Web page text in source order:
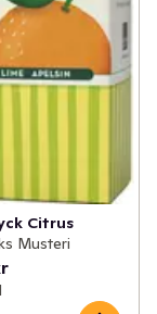
Citrus
Musteri